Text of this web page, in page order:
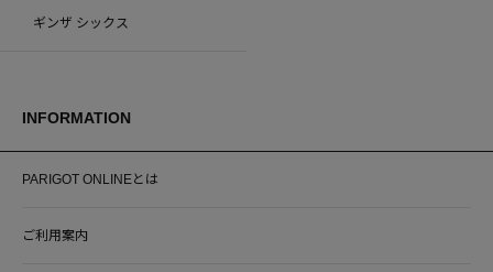
ギンザ シックス
INFORMATION
PARIGOT ONLINEとは
ご利用案内